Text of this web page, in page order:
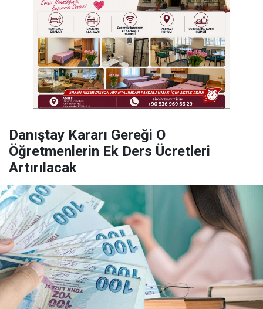
Danıştay Kararı Gereği O
Öğretmenlerin Ek Ders Ücretleri
Artırılacak